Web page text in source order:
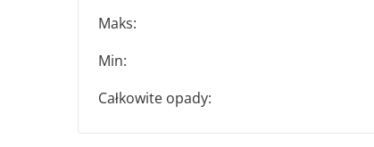
Maks:
Min:
Całkowite opady: